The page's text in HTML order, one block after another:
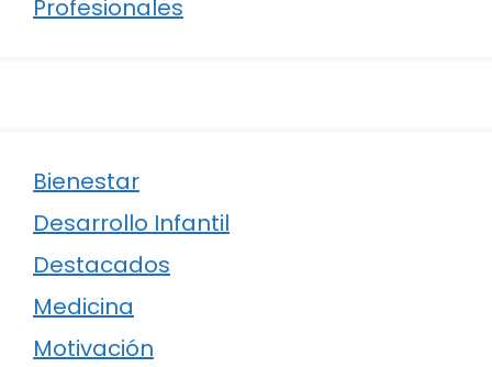
Profesionales
Bienestar
Desarrollo Infantil
Destacados
Medicina
Motivación